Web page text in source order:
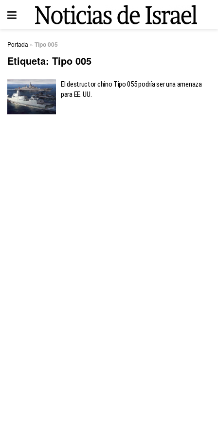
Portada » Tipo 005
Etiqueta: Tipo 005
El destructor chino Tipo 055 podría ser una amenaza
para EE. UU.